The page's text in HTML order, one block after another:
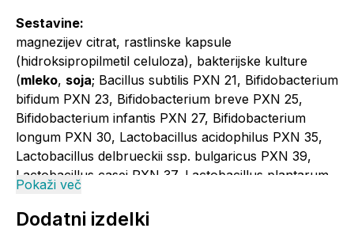
Sestavine:
magnezijev citrat, rastlinske kapsule
(hidroksipropilmetil celuloza), bakterijske kulture
(mleko, soja; Bacillus subtilis PXN 21, Bifidobacterium
bifidum PXN 23, Bifidobacterium breve PXN 25,
Bifidobacterium infantis PXN 27, Bifidobacterium
longum PXN 30, Lactobacillus acidophilus PXN 35,
Lactobacillus delbrueckii ssp. bulgaricus PXN 39,
Lactobacillus casei PXN 37, Lactobacillus plantarum
PXN 47, Lactobacillus rhamnosus PXN 54,
Lactobacillus helveticus PXN 45, Lactobacillus
Pokaži več
Dodatni izdelki